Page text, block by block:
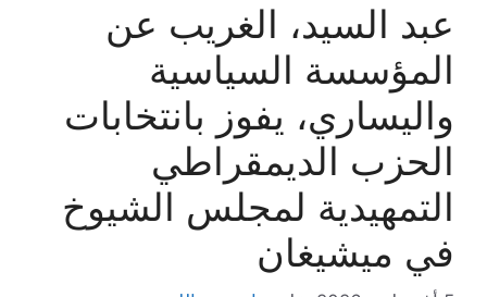
عبد السيد، الغريب عن
المؤسسة السياسية
واليساري، يفوز بانتخابات
الحزب الديمقراطي
التمهيدية لمجلس الشيوخ
في ميشيغان